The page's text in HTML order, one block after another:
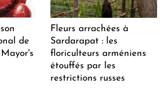
de
Fleurs arrachées à
Sardarapat : les
floriculteurs arméniens
étouffés par les
restrictions russes